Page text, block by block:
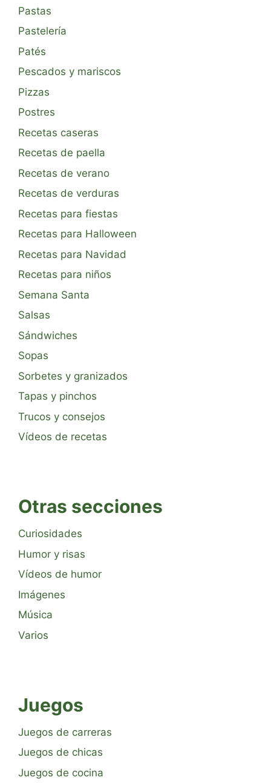
Pastas
Pastelería
Patés
Pescados y mariscos
Pizzas
Postres
Recetas caseras
Recetas de paella
Recetas de verano
Recetas de verduras
Recetas para fiestas
Recetas para Halloween
Recetas para Navidad
Recetas para niños
Semana Santa
Salsas
Sándwiches
Sopas
Sorbetes y granizados
Tapas y pinchos
Trucos y consejos
Vídeos de recetas
Otras secciones
Curiosidades
Humor y risas
Vídeos de humor
Imágenes
Música
Varios
Juegos
Juegos de carreras
Juegos de chicas
Juegos de cocina